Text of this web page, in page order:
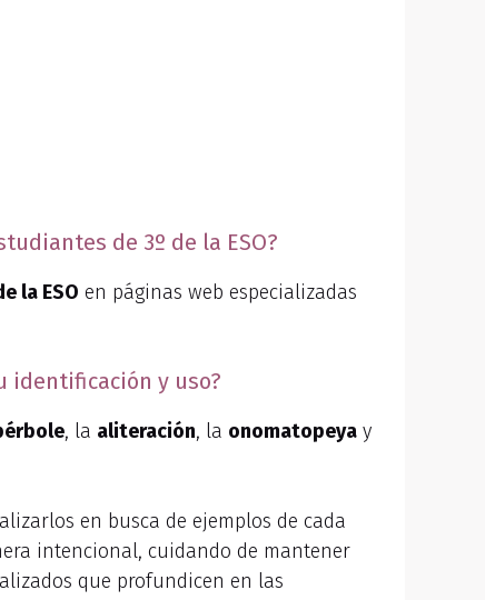
de 3º de la ESO?
la ESO en páginas web especializadas
identificación y uso?
, la aliteración, la onomatopeya y
en busca de ejemplos de cada
intencional, cuidando de mantener
que profundicen en las